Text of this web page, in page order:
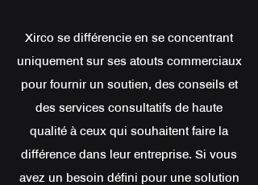
Xirco se différencie en se concentrant
uniquement sur ses atouts commerciaux
pour fournir un soutien, des conseils et
des services consultatifs de haute
qualité à ceux qui souhaitent faire la
différence dans leur entreprise. Si vous
avez un besoin défini pour une solution